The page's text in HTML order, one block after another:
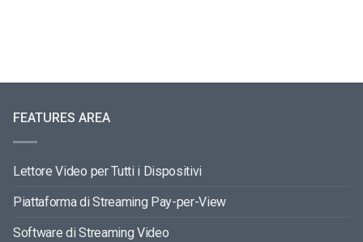
FEATURES AREA
Lettore Video per Tutti i Dispositivi
Piattaforma di Streaming Pay-per-View
Software di Streaming Video